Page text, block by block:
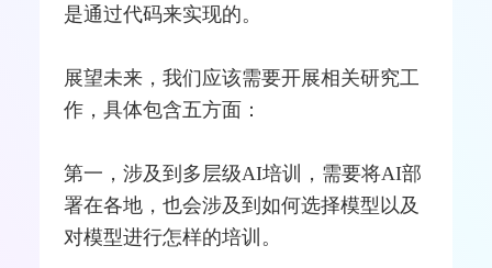
是通过代码来实现的。
展望未来，我们应该需要开展相关研究工
作，具体包含五方面：
第一，涉及到多层级AI培训，需要将AI部
署在各地，也会涉及到如何选择模型以及
对模型进行怎样的培训。